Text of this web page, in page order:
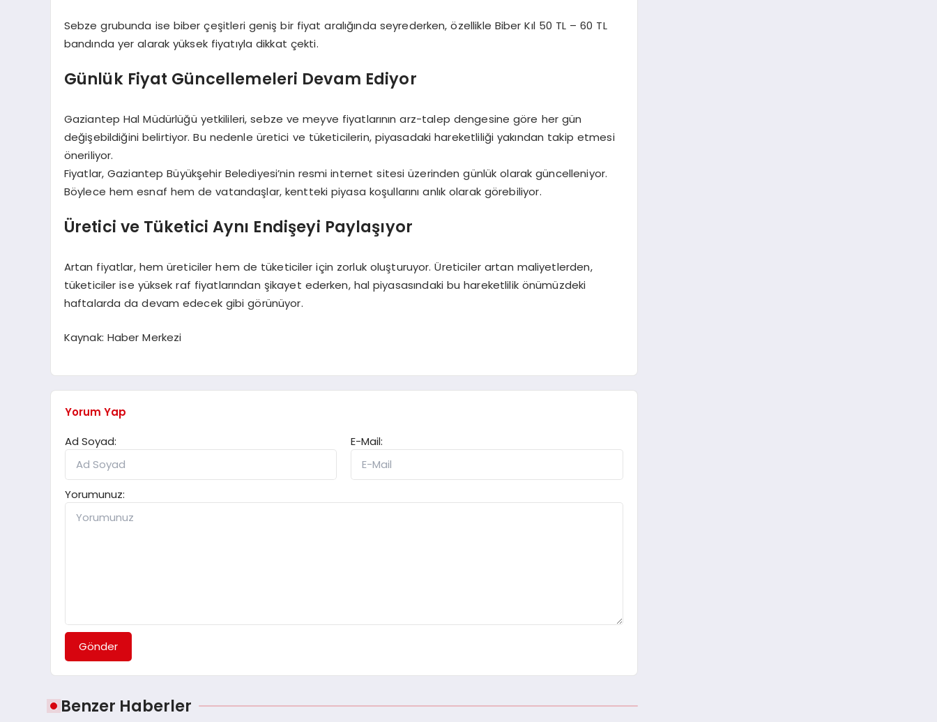
Sebze grubunda ise biber çeşitleri geniş bir fiyat aralığında seyrederken, özellikle Biber Kıl 50 TL – 60 TL
bandında yer alarak yüksek fiyatıyla dikkat çekti.
Günlük Fiyat Güncellemeleri Devam Ediyor
Gaziantep Hal Müdürlüğü yetkilileri, sebze ve meyve fiyatlarının arz-talep dengesine göre her gün
değişebildiğini belirtiyor. Bu nedenle üretici ve tüketicilerin, piyasadaki hareketliliği yakından takip etmesi
öneriliyor.
Fiyatlar, Gaziantep Büyükşehir Belediyesi’nin resmi internet sitesi üzerinden günlük olarak güncelleniyor.
Böylece hem esnaf hem de vatandaşlar, kentteki piyasa koşullarını anlık olarak görebiliyor.
Üretici ve Tüketici Aynı Endişeyi Paylaşıyor
Artan fiyatlar, hem üreticiler hem de tüketiciler için zorluk oluşturuyor. Üreticiler artan maliyetlerden,
tüketiciler ise yüksek raf fiyatlarından şikayet ederken, hal piyasasındaki bu hareketlilik önümüzdeki
haftalarda da devam edecek gibi görünüyor.
Kaynak: Haber Merkezi
Yorum Yap
Ad Soyad:
E-Mail:
Yorumunuz:
Gönder
Benzer Haberler